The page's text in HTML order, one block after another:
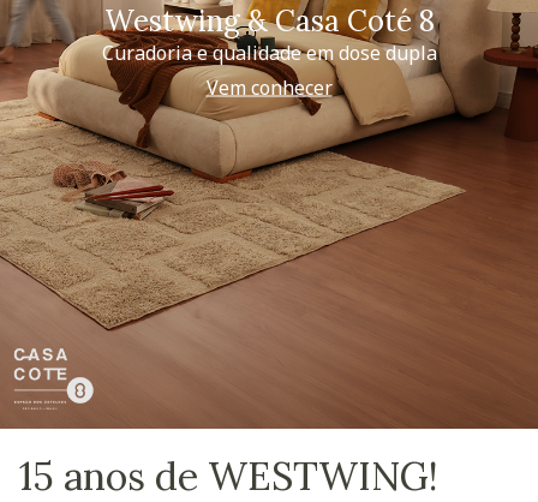
Westwing & Casa Coté 8
Curadoria e qualidade em dose dupla
Vem conhecer
15 anos de WESTWING!